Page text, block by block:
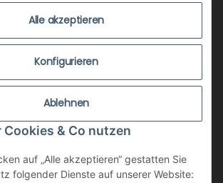
Alle akzeptieren
Konfigurieren
Ablehnen
Cookies & Co nutzen
auf „Alle akzeptieren“ gestatten Sie
folgender Dienste auf unserer Website: